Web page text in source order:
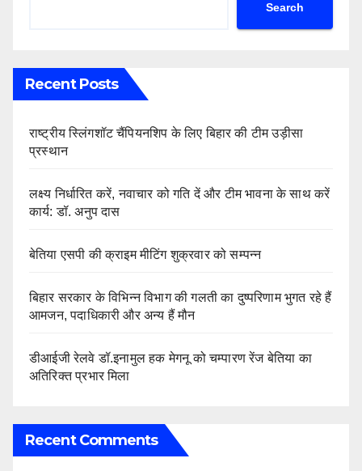
Search
Recent Posts
राष्ट्रीय स्लिंगशॉट चैंपियनशिप के लिए बिहार की टीम उड़ीसा
प्रस्थान
लक्ष्य निर्धारित करें, नवाचार को गति दें और टीम भावना के साथ करें
कार्य: डॉ. अनुप दास
बेतिया एसपी की क्राइम मीटिंग शुक्रवार को सम्पन्न
बिहार सरकार के विभिन्न विभाग की गलती का दुष्परिणाम भुगत रहे हैं
आमजन, पदाधिकारी और अन्य हैं मौन
डीआईजी रेलवे डॉ.इनामुल हक मेगनू को चम्पारण रेंज बेतिया का
अतिरिक्त प्रभार मिला
Recent Comments